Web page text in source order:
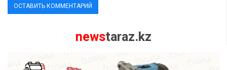
newstaraz.kz